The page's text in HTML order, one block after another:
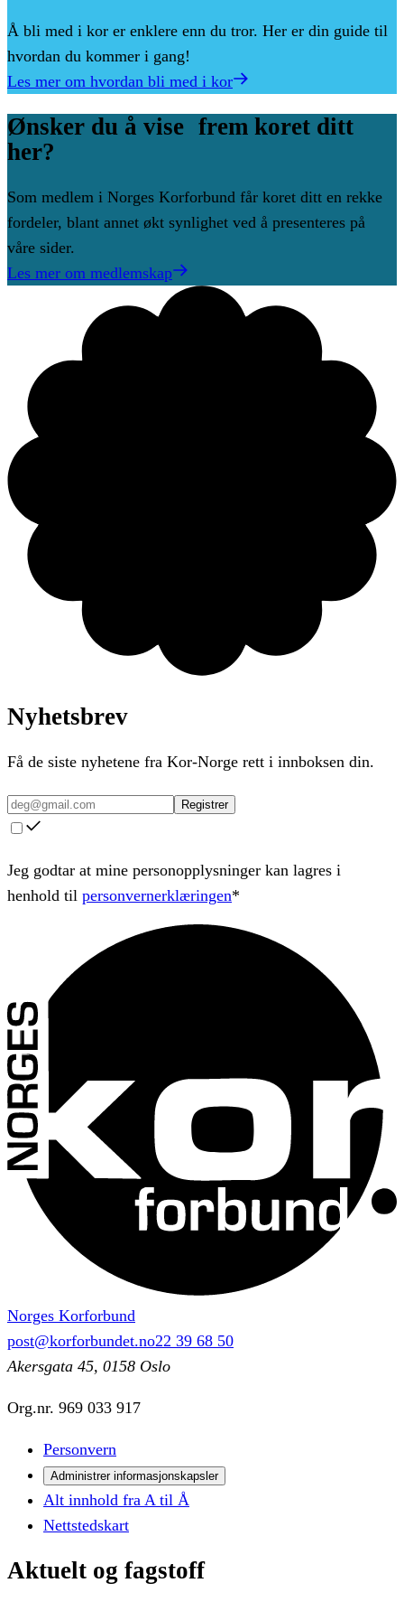
Å bli med i kor er enklere enn du tror. Her er din guide til
hvordan du kommer i gang!
Les mer om hvordan bli med i kor
Ønsker du å vise frem koret ditt
her?
Som medlem i Norges Korforbund får koret ditt en rekke
fordeler, blant annet økt synlighet ved å presenteres på
våre sider.
Les mer om medlemskap
Nyhetsbrev
Få de siste nyhetene fra Kor-Norge rett i innboksen din.
Registrer
Jeg godtar at mine personopplysninger kan lagres i
henhold til personvernerklæringen*
Norges Korforbund
post@korforbundet.no22 39 68 50
Akersgata 45, 0158 Oslo
Org.nr. 969 033 917
Personvern
Administrer informasjonskapsler
Alt innhold fra A til Å
Nettstedskart
Aktuelt og fagstoff